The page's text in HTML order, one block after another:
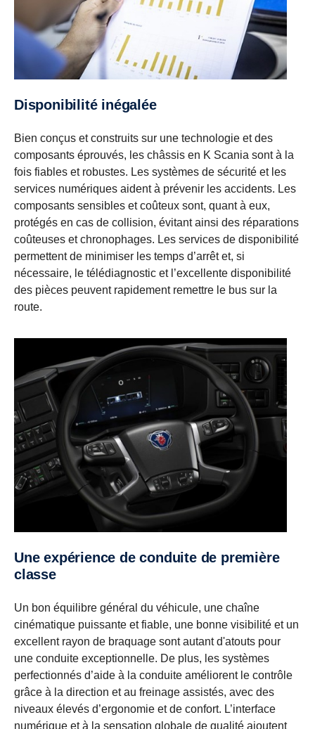
Disponibilité inégalée
Bien conçus et construits sur une technologie et des
composants éprouvés, les châssis en K Scania sont à la
fois fiables et robustes. Les systèmes de sécurité et les
services numériques aident à prévenir les accidents. Les
composants sensibles et coûteux sont, quant à eux,
protégés en cas de collision, évitant ainsi des réparations
coûteuses et chronophages. Les services de disponibilité
permettent de minimiser les temps d’arrêt et, si
nécessaire, le télédiagnostic et l’excellente disponibilité
des pièces peuvent rapidement remettre le bus sur la
route.
Une expérience de conduite de première
classe
Un bon équilibre général du véhicule, une chaîne
cinématique puissante et fiable, une bonne visibilité et un
excellent rayon de braquage sont autant d'atouts pour
une conduite exceptionnelle. De plus, les systèmes
perfectionnés d’aide à la conduite améliorent le contrôle
grâce à la direction et au freinage assistés, avec des
niveaux élevés d’ergonomie et de confort. L’interface
numérique et à la sensation globale de qualité ajoutent